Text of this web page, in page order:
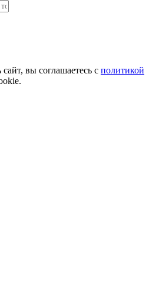
вы соглашаетесь с политикой